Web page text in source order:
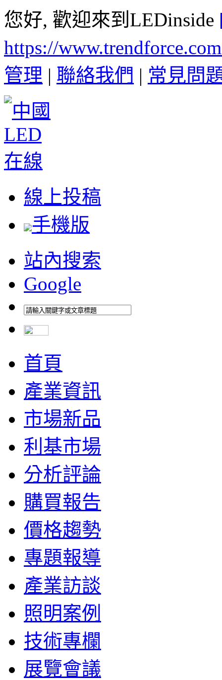
您好, 歡迎來到LEDinside
https://
管理 | 聯絡我們 | 常見問
線上投稿
手機版
站內搜索
Google
首頁
產業資訊
市場新品
利基市場
分析評論
購買報告
價格趨勢
專題報導
產業訪談
照明案例
技術專欄
展覽會議